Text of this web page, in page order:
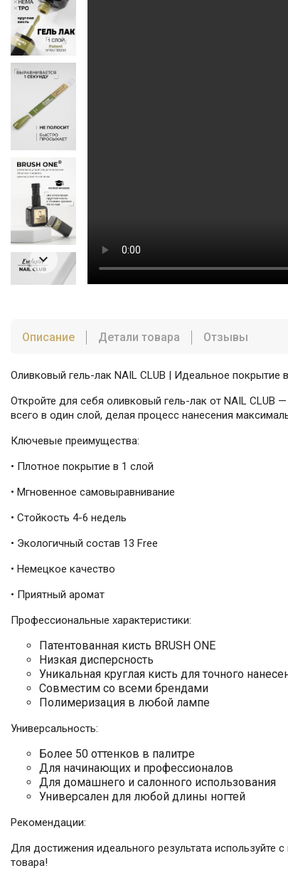

Описание Детали товара Отзывы
Оливковый гель-лак NAIL CLUB | Идеальное покрытие
Откройте для себя оливковый гель-лак от NAIL
всего в один слой, делая процесс нанесения
Ключевые преимущества:
• Плотное покрытие в 1 слой
• Мгновенное самовыравнивание
• Стойкость 4-6 недель
• Экологичный состав 13 Free
• Немецкое качество
• Приятный аромат
Профессиональные характеристики:
Патентованная кисть BRUSH ONE
Низкая дисперсность
Уникальная круглая кисть для точного
Совместим со всеми брендами
Полимеризация в любой лампе
Универсальность:
Более 50 оттенков в палитре
Для начинающих и профессионалов
Для домашнего и салонного использования
Универсален для любой длины ногтей
Рекомендации:
Для достижения идеального результата используйте
товара!